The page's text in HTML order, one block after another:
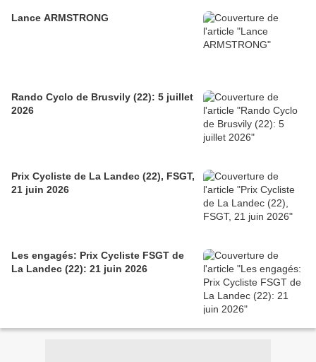
Lance ARMSTRONG
Rando Cyclo de Brusvily (22): 5 juillet
2026
Prix Cycliste de La Landec (22), FSGT,
21 juin 2026
Les engagés: Prix Cycliste FSGT de
La Landec (22): 21 juin 2026